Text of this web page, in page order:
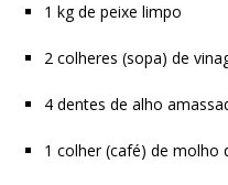
1 kg de peixe limpo
2 colheres (sopa) de
4 dentes de alho
1 colher (café) de molho